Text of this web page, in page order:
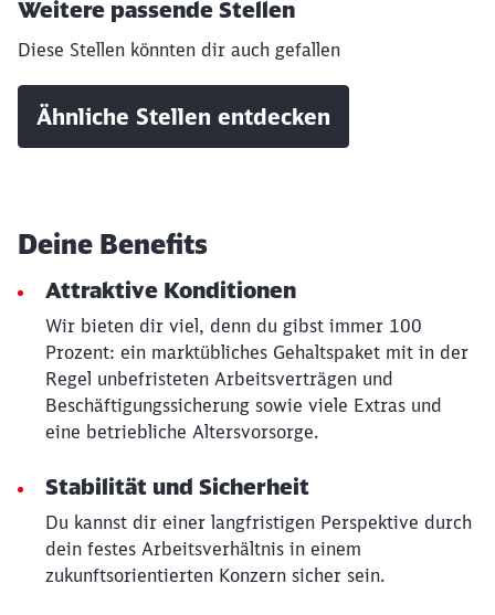
Weitere passende Stellen
Diese Stellen könnten dir auch gefallen
Ähnliche Stellen entdecken
Deine Benefits
Attraktive Konditionen
Wir bieten dir viel, denn du gibst immer 100
Prozent: ein marktübliches Gehaltspaket mit in der
Regel unbefristeten Arbeitsverträgen und
Beschäftigungssicherung sowie viele Extras und
eine betriebliche Altersvorsorge.
Stabilität und Sicherheit
Du kannst dir einer langfristigen Perspektive durch
dein festes Arbeitsverhältnis in einem
zukunftsorientierten Konzern sicher sein.
Möchten Sie zuweitergeleitet
werden?
Abbrechen